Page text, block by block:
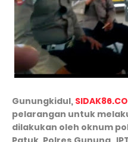
Gunungkidul,
pelarangan untuk
dilakukan oleh oknum